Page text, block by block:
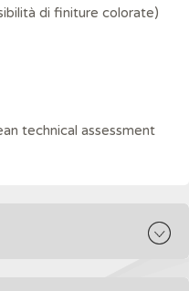
di finiture colorate)
technical assessment